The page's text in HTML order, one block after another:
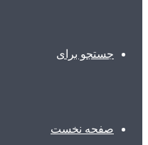
جستجو برای
صفحه نخست